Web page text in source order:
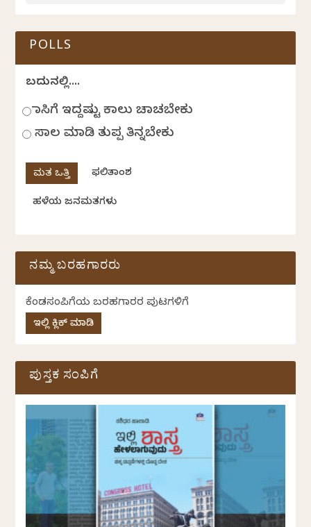
POLLS
ಬದುಕಿನಲ್ಲಿ....
ಹಾಸಿಗೆ ಇದ್ದಷ್ಟು ಕಾಲು ಚಾಚಬೇಕು
ಸಾಲ ಮಾಡಿ ತುಪ್ಪ ತಿನ್ನಬೇಕು
ಫಲಿತಾಂಶ
ಹಳೆಯ ಜನಮತಗಳು
ನಮ್ಮ ಬರಹಗಾರರು
ಕೆಂಡಸಂಪಿಗೆಯ ಬರಹಗಾರರ ಪುಟಗಳಿಗೆ
ಇಲ್ಲಿ ಕ್ಲಿಕ್ ಮಾಡಿ
ಪುಸ್ತಕ ಸಂಪಿಗೆ